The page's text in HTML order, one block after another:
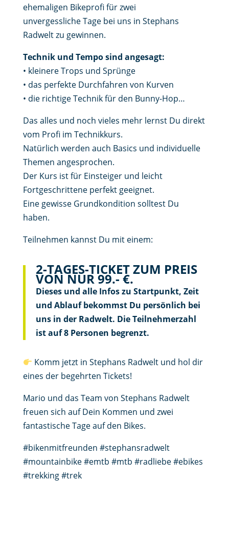
ehemaligen Bikeprofi für zwei
unvergessliche Tage bei uns in Stephans
Radwelt zu gewinnen.
Technik und Tempo sind angesagt:
• kleinere Trops und Sprünge
• das perfekte Durchfahren von Kurven
• die richtige Technik für den Bunny-Hop…
Das alles und noch vieles mehr lernst Du direkt
vom Profi im Technikkurs.
Natürlich werden auch Basics und individuelle
Themen angesprochen.
Der Kurs ist für Einsteiger und leicht
Fortgeschrittene perfekt geeignet.
Eine gewisse Grundkondition solltest Du
haben.
Teilnehmen kannst Du mit einem:
2-TAGES-TICKET ZUM PREIS
VON NUR 99.- €.
Dieses und alle Infos zu Startpunkt, Zeit
und Ablauf bekommst Du persönlich bei
uns in der Radwelt. Die Teilnehmerzahl
ist auf 8 Personen begrenzt.
Komm jetzt in Stephans Radwelt und hol dir
eines der begehrten Tickets!
Mario und das Team von Stephans Radwelt
freuen sich auf Dein Kommen und zwei
fantastische Tage auf den Bikes.
#bikenmitfreunden #stephansradwelt
#mountainbike #emtb #mtb #radliebe #ebikes
#trekking #trek